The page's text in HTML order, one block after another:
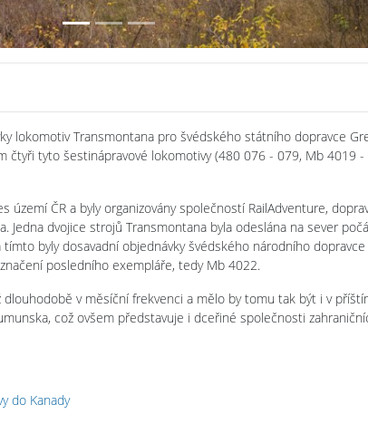
lokomotiv Transmontana pro švédského státního dopravce
čtyři tyto šestinápravové lokomotivy (480 076 - 079, Mb 4019 -
území ČR a byly organizovány společností RailAdventure,
Jedna dvojice strojů Transmontana byla odeslána na sever
byly dosavadní objednávky švédského národního dopravce
posledního exempláře, tedy Mb 4022.
v měsíční frekvenci a mělo by tomu tak být i v
což ovšem představuje i dceřiné společnosti
do Kanady